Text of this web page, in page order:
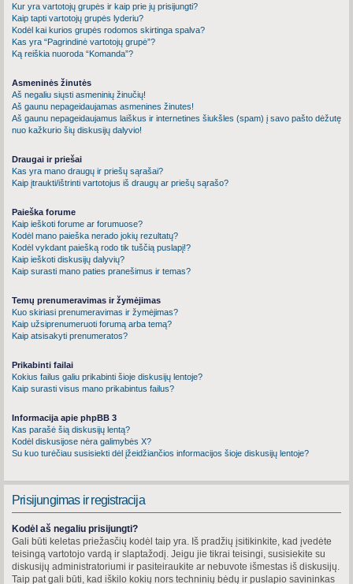
Kur yra vartotojų grupės ir kaip prie jų prisijungti?
Kaip tapti vartotojų grupės lyderiu?
Kodėl kai kurios grupės rodomos skirtinga spalva?
Kas yra “Pagrindinė vartotojų grupė”?
Ką reiškia nuoroda “Komanda”?
Asmeninės žinutės
Aš negaliu siųsti asmeninių žinučių!
Aš gaunu nepageidaujamas asmenines žinutes!
Aš gaunu nepageidaujamus laiškus ir internetines šiukšles (spam) į savo pašto dėžutę
nuo kažkurio šių diskusijų dalyvio!
Draugai ir priešai
Kas yra mano draugų ir priešų sąrašai?
Kaip įtraukti/ištrinti vartotojus iš draugų ar priešų sąrašo?
Paieška forume
Kaip ieškoti forume ar forumuose?
Kodėl mano paieška nerado jokių rezultatų?
Kodėl vykdant paiešką rodo tik tuščią puslapį!?
Kaip ieškoti diskusijų dalyvių?
Kaip surasti mano paties pranešimus ir temas?
Temų prenumeravimas ir žymėjimas
Kuo skiriasi prenumeravimas ir žymėjimas?
Kaip užsiprenumeruoti forumą arba temą?
Kaip atsisakyti prenumeratos?
Prikabinti failai
Kokius failus galiu prikabinti šioje diskusijų lentoje?
Kaip surasti visus mano prikabintus failus?
Informacija apie phpBB 3
Kas parašė šią diskusijų lentą?
Kodėl diskusijose nėra galimybės X?
Su kuo turėčiau susisiekti dėl įžeidžiančios informacijos šioje diskusijų lentoje?
Prisijungimas ir registracija
Kodėl aš negaliu prisijungti?
Gali būti keletas priežasčių kodėl taip yra. Iš pradžių įsitikinkite, kad įvedėte
teisingą vartotojo vardą ir slaptažodį. Jeigu jie tikrai teisingi, susisiekite su
diskusijų administratoriumi ir pasiteiraukite ar nebuvote išmestas iš diskusijų.
Taip pat gali būti, kad iškilo kokių nors techninių bėdų ir puslapio savininkas